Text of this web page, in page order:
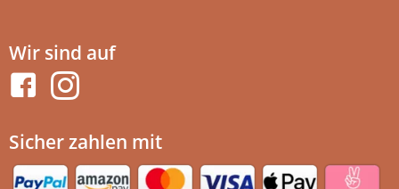
Wir sind auf
Sicher zahlen mit